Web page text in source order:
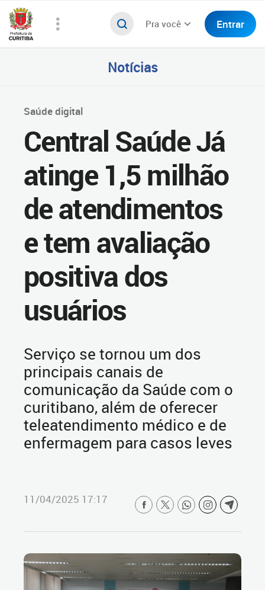
Pra você Entrar
Notícias
Saúde digital
Central Saúde Já
atinge 1,5 milhão
de atendimentos
e tem avaliação
positiva dos
usuários
Serviço se tornou um dos
principais canais de
comunicação da Saúde com o
curitibano, além de oferecer
teleatendimento médico e de
enfermagem para casos leves
11/04/2025 17:17